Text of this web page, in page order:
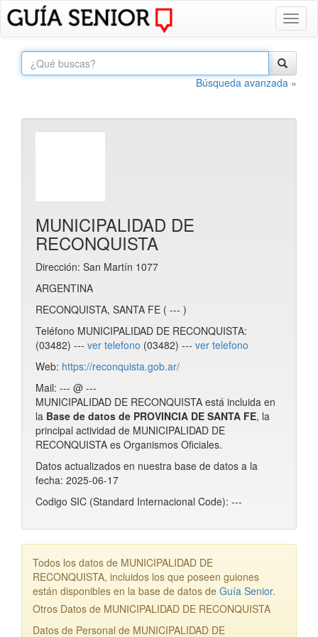
Búsqueda avanzada »
MUNICIPALIDAD DE
RECONQUISTA
Dirección: San Martín 1077
ARGENTINA
RECONQUISTA, SANTA FE ( --- )
Teléfono MUNICIPALIDAD DE RECONQUISTA:
(03482) --- ver telefono (03482) --- ver telefono
Web: https://reconquista.gob.ar/
Mail: --- @ ---
MUNICIPALIDAD DE RECONQUISTA está incluida en
la Base de datos de PROVINCIA DE SANTA FE, la
principal actividad de MUNICIPALIDAD DE
RECONQUISTA es Organismos Oficiales.
Datos actualizados en nuestra base de datos a la
fecha: 2025-06-17
Codigo SIC (Standard Internacional Code): ---
Todos los datos de MUNICIPALIDAD DE
RECONQUISTA, incluidos los que poseen guiones
están disponibles en la base de datos de Guía Senior.
Otros Datos de MUNICIPALIDAD DE RECONQUISTA
Datos de Personal de MUNICIPALIDAD DE